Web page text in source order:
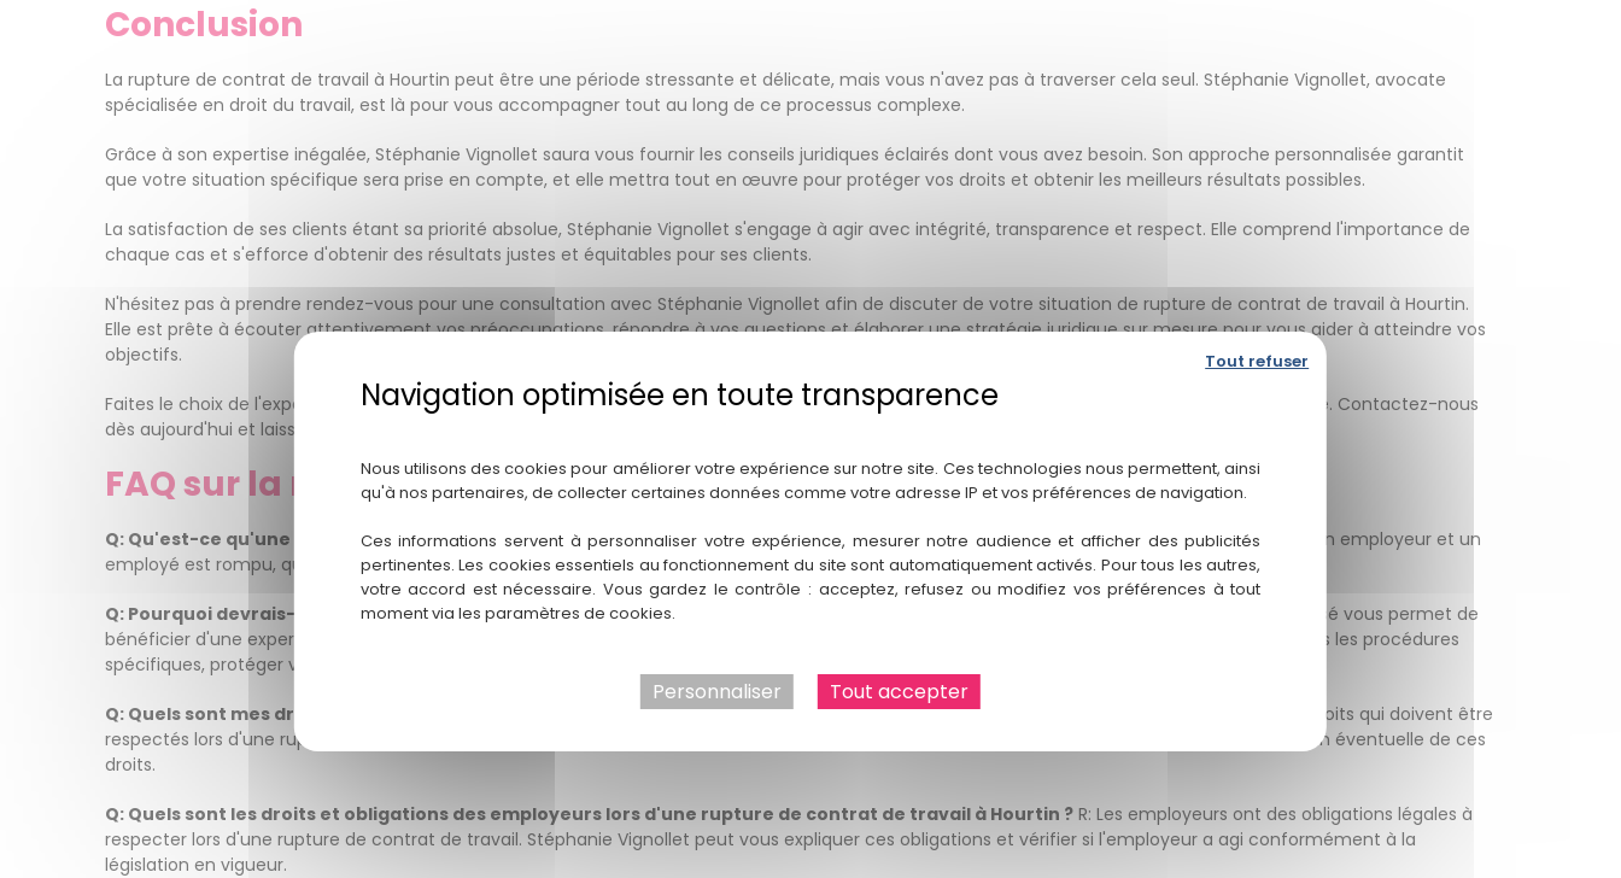
Conclusion
La rupture de contrat de travail à Hourtin peut être une période stressante et délicate, mais vous n'avez pas à traverser cela seul. Stéphanie Vignollet, avocate
spécialisée en droit du travail, est là pour vous accompagner tout au long de ce processus complexe.
Grâce à son expertise inégalée, Stéphanie Vignollet saura vous fournir les conseils juridiques éclairés dont vous avez besoin. Son approche personnalisée garantit
que votre situation spécifique sera prise en compte, et elle mettra tout en œuvre pour protéger vos droits et obtenir les meilleurs résultats possibles.
La satisfaction de ses clients étant sa priorité absolue, Stéphanie Vignollet s'engage à agir avec intégrité, transparence et respect. Elle comprend l'importance de
chaque cas et s'efforce d'obtenir des résultats justes et équitables pour ses clients.
N'hésitez pas à prendre rendez-vous pour une consultation avec Stéphanie Vignollet afin de discuter de votre situation de rupture de contrat de travail à Hourtin.
Elle est prête à écouter attentivement vos préoccupations, répondre à vos questions et élaborer une stratégie juridique sur mesure pour vous aider à atteindre vos
objectifs.
Faites le choix de l'expertise et de l'engagement de Stéphanie Vignollet pour vous guider dans cette période cruciale de votre vie professionnelle. Contactez-nous
dès aujourd'hui et laissez-nous vous montrer comment nous pouvons vous aider.
FAQ sur la rupture de contrat de travail à Hourtin
Q: Qu'est-ce qu'une rupture de contrat de travail à Hourtin ?R: Une rupture de contrat de travail à Hourtin se produit lorsque le lien entre un employeur et un
employé est rompu, que ce soit par démission, licenciement ou rupture conventionnelle.
Q: Pourquoi devrais-je faire appel à un avocat spécialisé en rupture de contrat de travail à Hourtin ?
R: Faire appel à un avocat spécialisé vous permet de
bénéficier d'une expertise juridique approfondie et d'une représentation solide. Un avocat comme Stéphanie Vignollet peut vous guider à travers les procédures
spécifiques, protéger vos droits et maximiser vos chances d'obtenir des résultats favorables.
Q: Quels sont mes droits en tant qu'employé lors d'une rupture de contrat de travail à Hourtin ?
R: En tant qu'employé, vous avez des droits qui doivent être
respectés lors d'une rupture de contrat de travail. Stéphanie Vignollet pourra vous informer sur ces droits et vous aider à identifier toute violation éventuelle de ces
droits.
Q: Quels sont les droits et obligations des employeurs lors d'une rupture de contrat de travail à Hourtin ? R: Les employeurs ont des obligations légales à
respecter lors d'une rupture de contrat de travail. Stéphanie Vignollet peut vous expliquer ces obligations et vérifier si l'employeur a agi conformément à la
législation en vigueur.
Nous utilisons des cookies pour améliorer votre expérience sur notre site. Ces technologies nous permettent, ainsi
qu'à nos partenaires, de collecter certaines données comme votre adresse IP et vos préférences de navigation.
Ces informations servent à personnaliser votre expérience, mesurer notre audience et afficher des publicités
pertinentes. Les cookies essentiels au fonctionnement du site sont automatiquement activés. Pour tous les autres,
votre accord est nécessaire. Vous gardez le contrôle : acceptez, refusez ou modifiez vos préférences à tout
moment via les paramètres de cookies.
Tout accepter
Tout refuser
Personnaliser